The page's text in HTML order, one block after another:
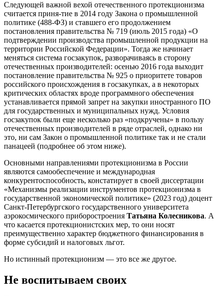
Следующей важной вехой отечественного протекционизма
считается приня-тие в 2014 году Закона о промышленной
политике (488-ФЗ) и ставшего его продолжением
постановления правительства № 719 (июль 2015 года) «О
подтверждении производства промышленной продукции на
территории Российской Федерации». Тогда же начинает
меняться система госзакупок, разворачиваясь в сторону
отечественных производителей: осенью 2016 года выходит
постановление правительства № 925 о приоритете товаров
российского происхождения в госзакупках, а в некоторых
критических областях вроде программного обеспечения
устанавливается прямой запрет на закупки иностранного ПО
для государственных и муниципальных нужд. Условия
госзакупок были еще несколько раз «подкручены» в пользу
отечественных производителей в ряде отраслей, однако ни
это, ни сам Закон о промышленной политике так и не стали
панацеей (подробнее об этом ниже).
Основными направлениями протекционизма в России
являются самообеспечение и международная
конкурентоспособность, констатирует в своей диссертации
«Механизмы реализации инструментов протекционизма в
государственной экономической политике» (2023 год) доцент
Санкт-Петербургского государственного университета
аэрокосмического приборостроения Татьяна Колесникова. А
что касается протекционистских мер, то они носят
преимущественно характер бюджетного финансирования в
форме субсидий и налоговых льгот.
Но истинный протекционизм — это все же другое.
Не воспитываем своих